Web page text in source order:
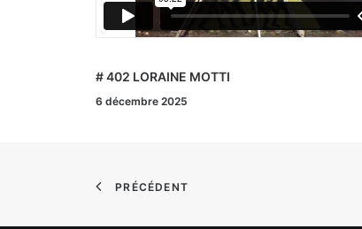
# 401 CODEX URBANUS
8 novembre 2025
PRÉCÉDENT